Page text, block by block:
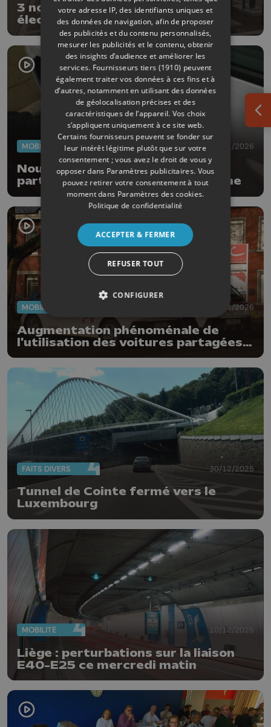
3 nouvelles bornes de recharge
électrique ultra-rapide à Hannut
MOBILITÉ 29/01/2026
Nouveau à Huy : des voitures
partagées à portée de smartphone
MOBILITÉ 15/01/2026
Augmentation phénoménale de
l'utilisation des voitures partagées à
Liège
FAITS DIVERS 30/12/2025
Tunnel de Cointe fermé vers le
Luxembourg
MOBILITÉ 10/12/2025
Liège : perturbations sur la liaison
E40–E25 ce mercredi matin
votre adresse IP, des identifiants uniques et
des données de navigation, afin de proposer
des publicités et du contenu personnalisés,
mesurer les publicités et le contenu, obtenir
des insights d’audience et améliorer les
services. Fournisseurs tiers (1910) peuvent
également traiter vos données à ces fins et à
d’autres, notamment en utilisant des données
de géolocalisation précises et des
caractéristiques de l’appareil. Vos choix
s’appliquent uniquement à ce site web.
Certains fournisseurs peuvent se fonder sur
leur intérêt légitime plutôt que sur votre
consentement ; vous avez le droit de vous y
opposer dans Paramètres publicitaires. Vous
pouvez retirer votre consentement à tout
moment dans Paramètres des cookies.
Politique de confidentialité
ACCEPTER & FERMER
REFUSER TOUT
CONFIGURER